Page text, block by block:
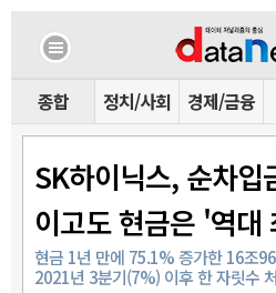
종합 정치/사회 경제/금융
SK하이닉스, 순차
이고도 현금은 '역대
현금 1년 만에 75.1% 증가한 16조
2021년 3분기(7%) 이후 한 자릿수